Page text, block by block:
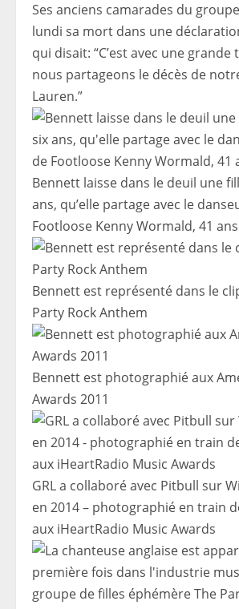
Ses anciens camarades du
lundi sa mort dans une
qui disait: “C’est avec une
nous partageons le décès de
Lauren.”
Bennett laisse dans le deuil une
ans, qu’elle partage avec le
Footloose Kenny Wormald, 41
Bennett est représenté dans le
Party Rock Anthem
Bennett est photographié aux
Awards 2011
GRL a collaboré avec Pitbull sur
en 2014 – photographié en train
aux iHeartRadio Music Awards